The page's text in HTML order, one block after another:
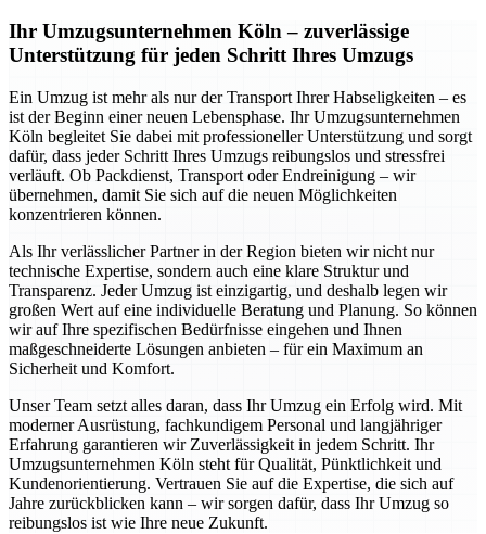
Ihr Umzugsunternehmen Köln – zuverlässige
Unterstützung für jeden Schritt Ihres Umzugs
Ein Umzug ist mehr als nur der Transport Ihrer Habseligkeiten – es
ist der Beginn einer neuen Lebensphase. Ihr Umzugsunternehmen
Köln begleitet Sie dabei mit professioneller Unterstützung und sorgt
dafür, dass jeder Schritt Ihres Umzugs reibungslos und stressfrei
verläuft. Ob Packdienst, Transport oder Endreinigung – wir
übernehmen, damit Sie sich auf die neuen Möglichkeiten
konzentrieren können.
Als Ihr verlässlicher Partner in der Region bieten wir nicht nur
technische Expertise, sondern auch eine klare Struktur und
Transparenz. Jeder Umzug ist einzigartig, und deshalb legen wir
großen Wert auf eine individuelle Beratung und Planung. So können
wir auf Ihre spezifischen Bedürfnisse eingehen und Ihnen
maßgeschneiderte Lösungen anbieten – für ein Maximum an
Sicherheit und Komfort.
Unser Team setzt alles daran, dass Ihr Umzug ein Erfolg wird. Mit
moderner Ausrüstung, fachkundigem Personal und langjähriger
Erfahrung garantieren wir Zuverlässigkeit in jedem Schritt. Ihr
Umzugsunternehmen Köln steht für Qualität, Pünktlichkeit und
Kundenorientierung. Vertrauen Sie auf die Expertise, die sich auf
Jahre zurückblicken kann – wir sorgen dafür, dass Ihr Umzug so
reibungslos ist wie Ihre neue Zukunft.